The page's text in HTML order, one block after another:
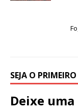
SEJA O
Deixe